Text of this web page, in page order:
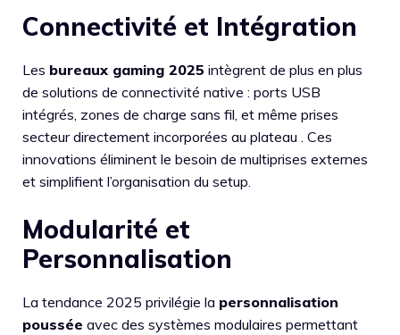
Connectivité et Intégration
Les bureaux gaming 2025 intègrent de plus en plus
de solutions de connectivité native : ports USB
intégrés, zones de charge sans fil, et même prises
secteur directement incorporées au plateau . Ces
innovations éliminent le besoin de multiprises externes
et simplifient l’organisation du setup.
Modularité et
Personnalisation
La tendance 2025 privilégie la personnalisation
poussée avec des systèmes modulaires permettant